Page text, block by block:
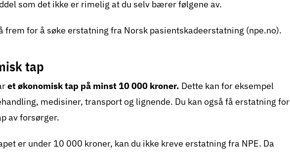
som det ikke er rimelig at du selv bærer følgene av.
frem for å søke erstatning fra Norsk pasientskadeerstatning (npe.no).
tap
et økonomisk tap på minst 10 000 kroner. Dette kan for eksempel
medisiner, transport og lignende. Du kan også få erstatning for
av forsørger.
er under 10 000 kroner, kan du ikke kreve erstatning fra NPE. Da